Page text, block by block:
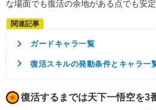
な場面でも復活の余地がある点でも安定
ガードキャラ一覧
復活スキルの発動条件とキャラ一
復活するまでは天下一悟空を3